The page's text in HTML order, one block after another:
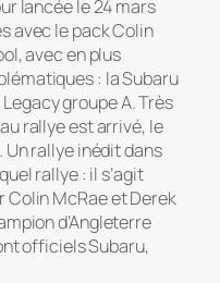
lancée le 24 mars
avec le pack Colin
avec en plus
: la Subaru
groupe A. Très
rallye est arrivé, le
Un rallye inédit dans
rallye : il s’agit
Colin McRae et Derek
d’Angleterre
officiels Subaru,